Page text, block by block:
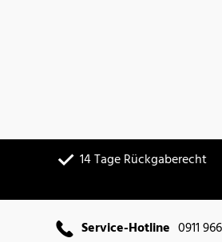
14 Tage Rückgaberecht
Service-Hotline 0911